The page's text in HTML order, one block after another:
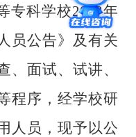
专科学校2023年
员公告》及有关
、面试、试讲、
程序，经学校研
人员，现予以公